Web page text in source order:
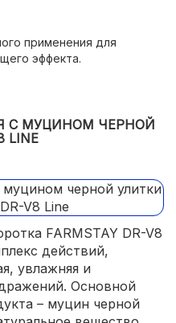
применения для
эффекта.
С МУЦИНОМ ЧЕРНОЙ
LINE
FARMSTAY DR-V8
действий,
увлажняя и
Основной
– муцин черной